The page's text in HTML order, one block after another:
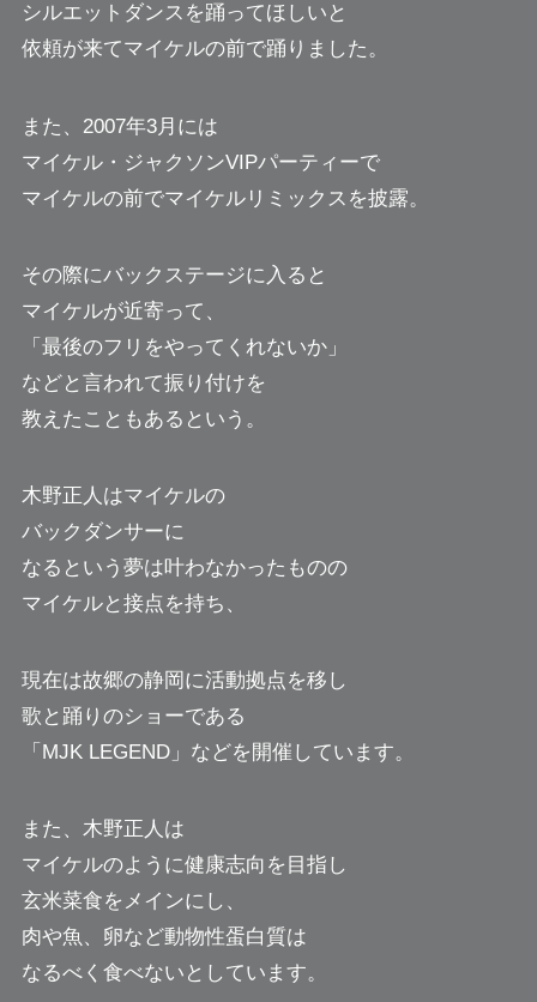
シルエットダンスを踊ってほしいと
依頼が来てマイケルの前で踊りました。
また、2007年3月には
マイケル・ジャクソンVIPパーティーで
マイケルの前でマイケルリミックスを披露。
その際にバックステージに入ると
マイケルが近寄って、
「最後のフリをやってくれないか」
などと言われて振り付けを
教えたこともあるという。
木野正人はマイケルの
バックダンサーに
なるという夢は叶わなかったものの
マイケルと接点を持ち、
現在は故郷の静岡に活動拠点を移し
歌と踊りのショーである
「MJK LEGEND」などを開催しています。
また、木野正人は
マイケルのように健康志向を目指し
玄米菜食をメインにし、
肉や魚、卵など動物性蛋白質は
なるべく食べないとしています。